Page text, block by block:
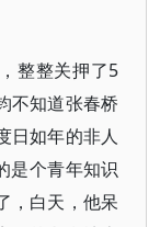
整整关押了5
不知道张春桥
日如年的非人
是个青年知识
，白天，他呆